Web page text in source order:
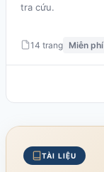
tra cứu.
14 trang Miễn phí
TÀI LIỆU